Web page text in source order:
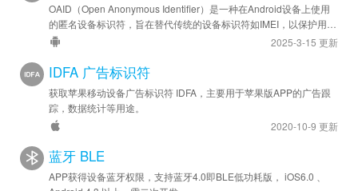
2024-02-01
安卓新增 - 增加 needAll 布尔参数，是否需要同时返回MSA官
方与非官方OAID值。
安卓优化 - SDK 已升级至 v2.4.0
2023-12-08
安卓优化 - 增强兼容性
2023-12-03
安卓新增 - 已接入需要证书验证的新版 MSA 移动安全工作委员
OAID（Open Anonymous Identifier）是一种在Android设备上使用
的匿名设备标识符，旨在替代传统的设备标识符如IMEI，以保护用户
隐私。
2025-3-15 更新
IDFA 广告标识符
获取苹果移动设备广告标识符 IDFA，主要用于苹果版APP的广告跟
踪，数据统计等用途。
2020-10-9 更新
蓝牙 BLE
APP获得设备蓝牙权限，支持蓝牙4.0即BLE低功耗版， iOS6.0 、